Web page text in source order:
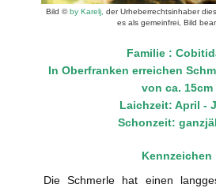
Bild ©by Karelj, der Urheberrechtsinhaber
es als gemeinfrei, Bild
Familie :
In Oberfranken erreichen
von ca. 15cm
Laichzeit: April -
Schonzeit:
Kennzeichen
Die Schmerle hat einen